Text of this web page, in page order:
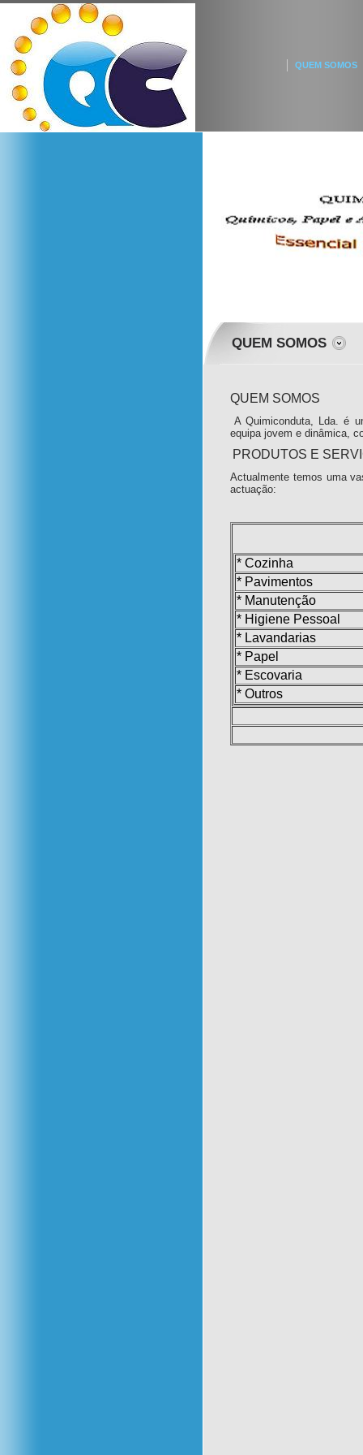
QUEM SOMOS
QUEM SOMOS
QUEM SOMOS
A Quimiconduta, Lda. é
equipa jovem e dinâmica,
PRODUTOS E
Actualmente temos uma
actuação:
* Cozinha
* Pavimentos
* Manutenção
* Higiene Pessoal
* Lavandarias
* Papel
* Escovaria
* Outros